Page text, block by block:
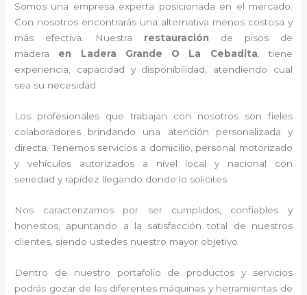
Somos una empresa experta posicionada en el mercado.
Con nosotros encontrarás una alternativa menos costosa y
más efectiva. Nuestra restauración de pisos de
madera en Ladera Grande O La Cebadita, tiene
experiencia, capacidad y disponibilidad, atendiendo cual
sea su necesidad.
Los profesionales que trabajan con nosotros son fieles
colaboradores brindando una atención personalizada y
directa.Tenemos servicios a domicilio, personal motorizado
y vehículos autorizados a nivel local y nacional con
seriedad y rapidez llegando donde lo solicites.
Nos caracterizamos por ser cumplidos, confiables y
honestos, apuntando a la satisfacción total de nuestros
clientes, siendo ustedes nuestro mayor objetivo.
Dentro de nuestro portafolio de productos y servicios
podrás gozar de las diferentes máquinas y herramientas de